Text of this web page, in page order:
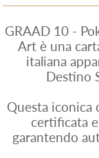
GRAAD 10 -
Art è una
italiana
Destino
Questa iconica
certificata
garantendo